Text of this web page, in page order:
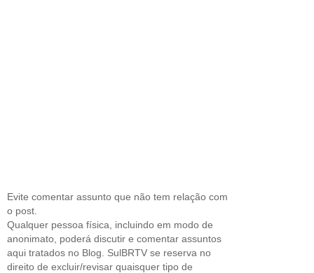
Evite comentar assunto que não tem relação com
o post.
Qualquer pessoa física, incluindo em modo de
anonimato, poderá discutir e comentar assuntos
aqui tratados no Blog. SulBRTV se reserva no
direito de excluir/revisar quaisquer tipo de